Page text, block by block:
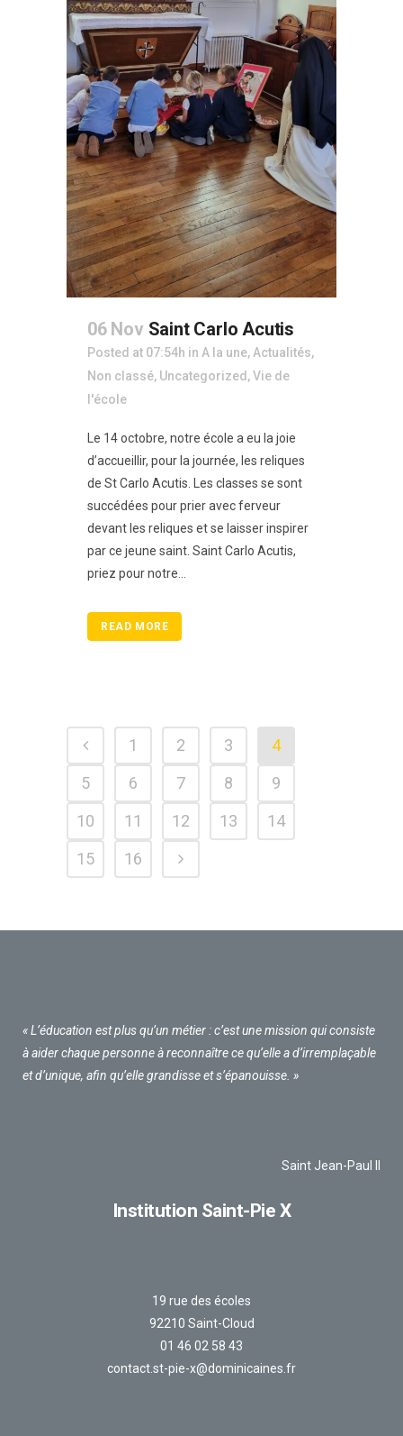
06 Nov Saint Carlo Acutis
Posted at 07:54h in A la une, Actualités,
Non classé, Uncategorized ,Vie de
l'école
Le 14 octobre, notre école a eu la joie
d’accueillir, pour la journée, les reliques
de St Carlo Acutis. Les classes se sont
succédées pour prier avec ferveur
devant les reliques et se laisser inspirer
par ce jeune saint. Saint Carlo Acutis,
priez pour notre...
READ MORE
1 2 3
4
5
6 7 8
9
10
11 12 13
14
15
16
« L’éducation est plus qu’un métier : c’est une mission qui consiste
à aider chaque personne à reconnaître ce qu’elle a d’irremplaçable
et d’unique, afin qu’elle grandisse et s’épanouisse. »
Saint Jean-Paul II
Institution Saint-Pie X
19 rue des écoles
92210 Saint-Cloud
01 46 02 58 43
contact.st-pie-x@dominicaines.fr